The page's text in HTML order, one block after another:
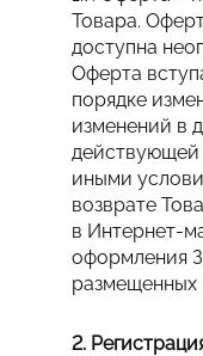
Товара.
доступна
Оферта
порядке
изменений в
действующей
иными
возврате
в Интернет-
оформления
размещенных
2.